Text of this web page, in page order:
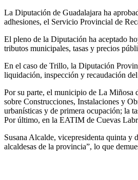
La Diputación de Guadalajara ha
adhesiones, el Servicio Provincial de
El pleno de la Diputación ha aceptado
tributos municipales, tasas y precios
En el caso de Trillo, la Diputación
liquidación, inspección y recaudación
Por su parte, el municipio de La Miñosa
sobre Construcciones, Instalaciones y
urbanísticas y de primera ocupación; la
Por último, en la EATIM de Cuevas
Susana Alcalde, vicepresidenta quinta y
alcaldesas de la provincia”, lo que